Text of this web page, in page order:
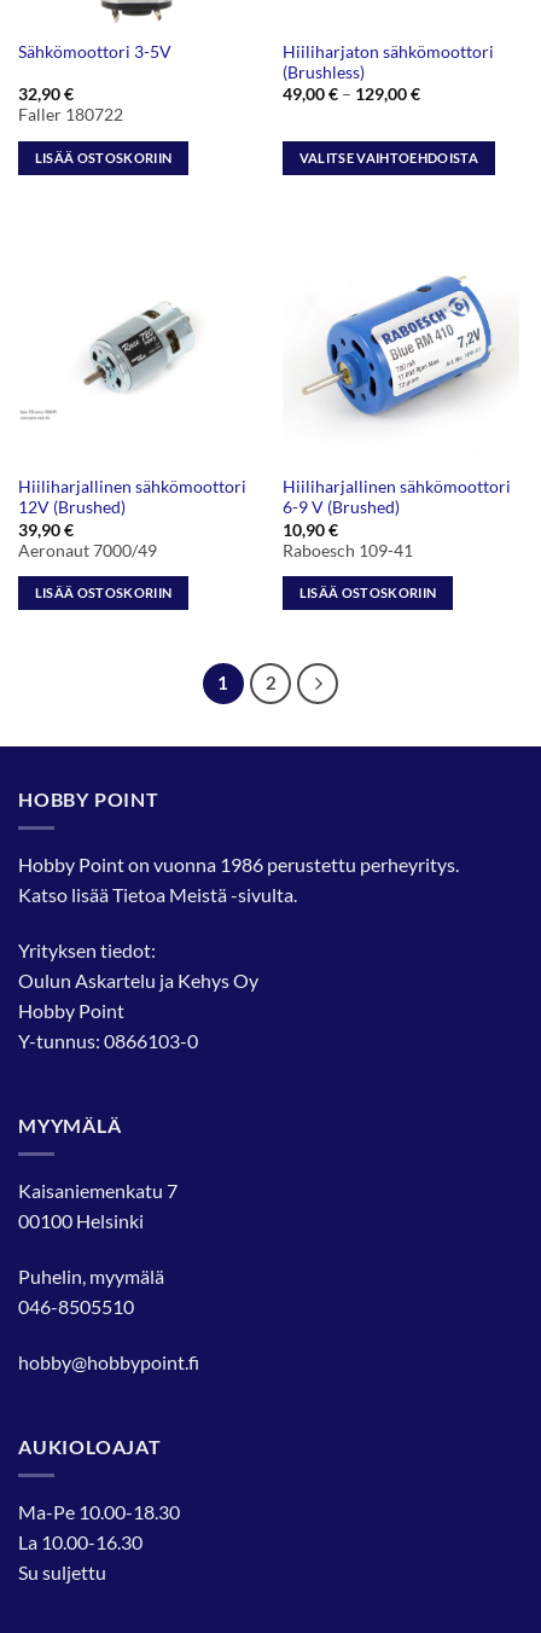
Sähkömoottori 3-5V
32,90€
Faller 180722
LISÄÄ OSTOSKORIIN
Hiiliharjaton sähkömoottori
(Brushless)
49,00€ – 129,00€Hintaluokka:
129,00 €
VALITSE VAIHTOEHDOISTA
valinnat
tuotteen
Hiiliharjallinen sähkömoottori
12V (Brushed)
39,90€
Aeronaut 7000/49
LISÄÄ OSTOSKORIIN
Hiiliharjallinen sähkömoottori
6-9 V (Brushed)
10,90€
Raboesch 109-41
LISÄÄ OSTOSKORIIN
1 2
HOBBY POINT
Hobby Point on vuonna 1986 perustettu perheyritys.
Katso lisääTietoa Meistä-sivulta.
Yrityksen tiedot:
Oulun Askartelu ja Kehys Oy
Hobby Point
Y-tunnus: 0866103-0
MYYMÄLÄ
Kaisaniemenkatu 7
00100 Helsinki
Puhelin, myymälä
046-8505510
hobby@hobbypoint.fi
AUKIOLOAJAT
Ma-Pe 10.00-18.30
La 10.00-16.30
Su suljettu